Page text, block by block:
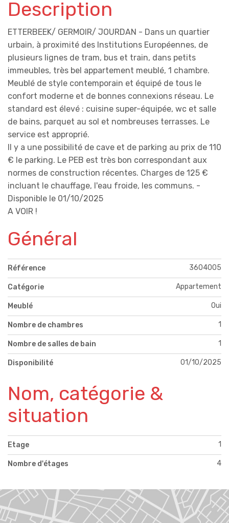
Description
ETTERBEEK/ GERMOIR/ JOURDAN - Dans un quartier
urbain, à proximité des Institutions Européennes, de
plusieurs lignes de tram, bus et train, dans petits
immeubles, très bel appartement meublé, 1 chambre.
Meublé de style contemporain et équipé de tous le
confort moderne et de bonnes connexions réseau. Le
standard est élevé : cuisine super-équipée, wc et salle
de bains, parquet au sol et nombreuses terrasses. Le
service est approprié.
Il y a une possibilité de cave et de parking au prix de 110
€ le parking. Le PEB est très bon correspondant aux
normes de construction récentes. Charges de 125 €
incluant le chauffage, l'eau froide, les communs. -
Disponible le 01/10/2025
A VOIR !
Général
Référence 3604005
Catégorie Appartement
Meublé Oui
Nombre de chambres 1
Nombre de salles de bain 1
Disponibilité 01/10/2025
Nom, catégorie &
situation
Etage 1
Nombre d'étages 4